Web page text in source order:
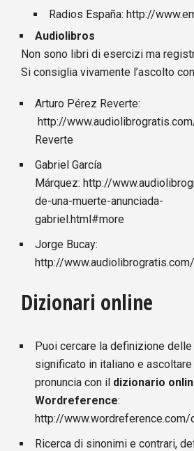
Radios España: http://
Audiolibros
Non sono libri di esercizi ma
Si consiglia vivamente l’ascolto
Arturo Pérez Reverte:
http://
Reverte
Gabriel García
Márquez: http://
de-una-muerte-anunciada-
gabriel.html#more
Jorge Bucay:
http://
Dizionari online
Puoi cercare la definizione
significato in italiano e ascoltare
pronuncia con il dizionario
Wordreference:
http://
Ricerca di sinonimi e contrari,